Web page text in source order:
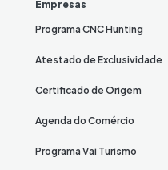
Empresas
Programa CNC Hunting
Atestado de Exclusividade
Certificado de Origem
Agenda do Comércio
Programa Vai Turismo